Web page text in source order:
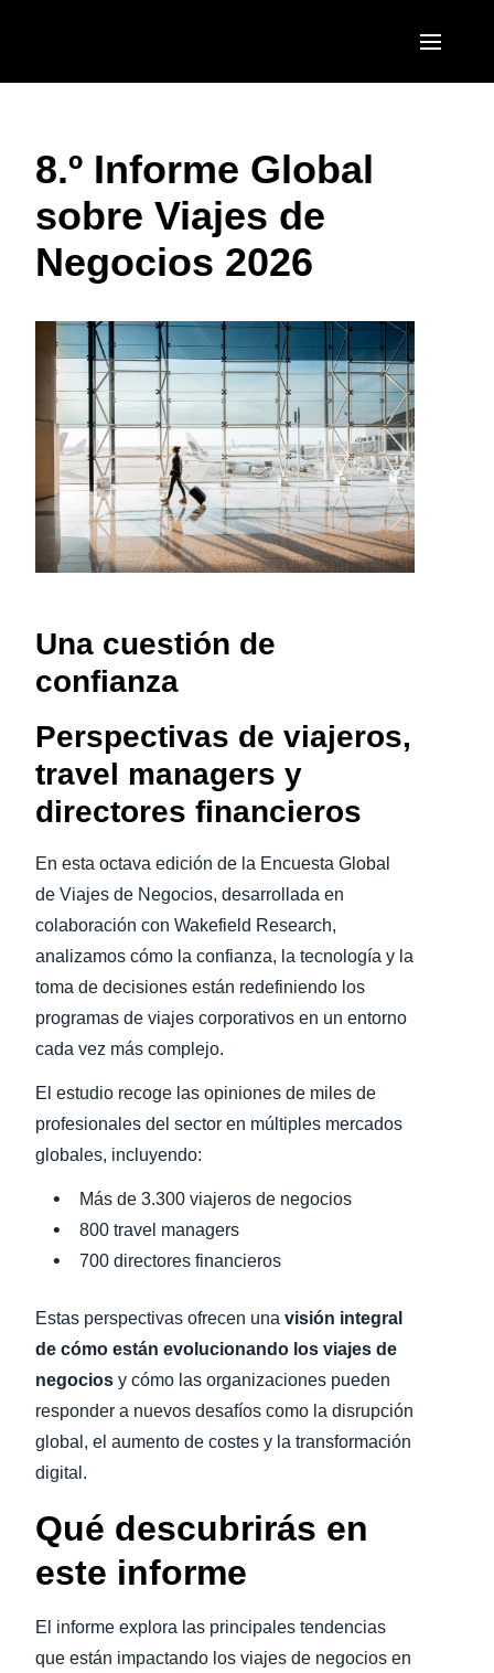
United States (English)
Canada (English)
Canada (Français)
Brasil (Português)
EUROPE
United Kingdom (English)
France (Français)
Italia (Italiano)
Nederlands (English)
Sweden (English)
Denmark (English)
Finland (English)
España (Español)
ASIA PACIFIC
India (English)
日本（日本語)
Singapore (English)
8.º Informe Global
sobre Viajes de
Negocios 2026
Una cuestión de
confianza
Perspectivas de viajeros,
travel managers y
directores financieros
En esta octava edición de la Encuesta Global
de Viajes de Negocios, desarrollada en
colaboración con Wakefield Research,
analizamos cómo la confianza, la tecnología y la
toma de decisiones están redefiniendo los
programas de viajes corporativos en un entorno
cada vez más complejo.
El estudio recoge las opiniones de miles de
profesionales del sector en múltiples mercados
globales, incluyendo:
Más de 3.300 viajeros de negocios
800 travel managers
700 directores financieros
Estas perspectivas ofrecen una visión integral
de cómo están evolucionando los viajes de
negocios y cómo las organizaciones pueden
responder a nuevos desafíos como la disrupción
global, el aumento de costes y la transformación
digital.
Qué descubrirás en
este informe
El informe explora las principales tendencias
que están impactando los viajes de negocios en